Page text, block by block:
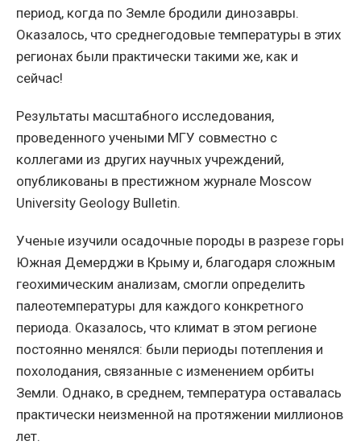
период, когда по Земле бродили динозавры.
Оказалось, что среднегодовые температуры в этих
регионах были практически такими же, как и
сейчас!
Результаты масштабного исследования,
проведенного учеными МГУ совместно с
коллегами из других научных учреждений,
опубликованы в престижном журнале Moscow
University Geology Bulletin.
Ученые изучили осадочные породы в разрезе горы
Южная Демерджи в Крыму и, благодаря сложным
геохимическим анализам, смогли определить
палеотемпературы для каждого конкретного
периода. Оказалось, что климат в этом регионе
постоянно менялся: были периоды потепления и
похолодания, связанные с изменением орбиты
Земли. Однако, в среднем, температура оставалась
практически неизменной на протяжении миллионов
лет.